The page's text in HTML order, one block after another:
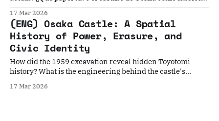
reconstrucción del torreón en 1931? Feudal Osaka: The
Hidden Samurai City Beneath Modern OsakaTo
understand Feudal Osaka is to walk through layers of
17 Mar 2026
(ENG) Osaka Castle: A Spatial
History of Power, Erasure, and
Civic Identity
How did the 1959 excavation reveal hidden Toyotomi
history? What is the engineering behind the castle's
Castle in 1931? Feudal Osaka: The Hidden Samurai City
17 Mar 2026